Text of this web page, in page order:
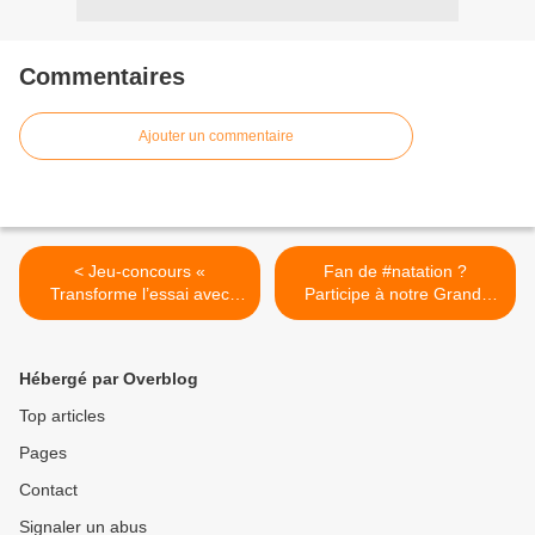
Commentaires
Ajouter un commentaire
< Jeu-concours «
Transforme l’essai avec
Douchou...
Fan de #natation ?
Participe à notre Grand-
Jeu... >
Hébergé par Overblog
Top articles
Pages
Contact
Signaler un abus